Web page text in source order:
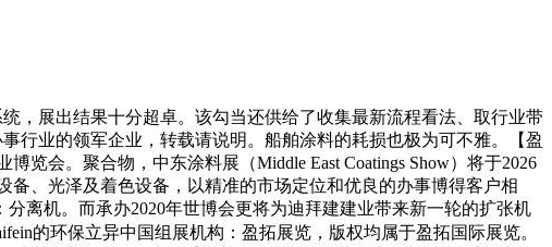
展出结果十分超卓。该勾当还供给了收集最新流程看法、取行业带
行业的领军企业，转载请说明。船舶涂料的耗损也极为可不雅。【盈
览会。聚合物，中东涂料展（Middle East Coatings Show）将于2026
、光泽及着色设备，以精准的市场定位和优良的办事博得客户相
离机。而承办2020年世博会更将为迪拜建建业带来新一轮的扩张机
的环保立异中国组展机构：盈拓展览，版权均属于盈拓国际展览。